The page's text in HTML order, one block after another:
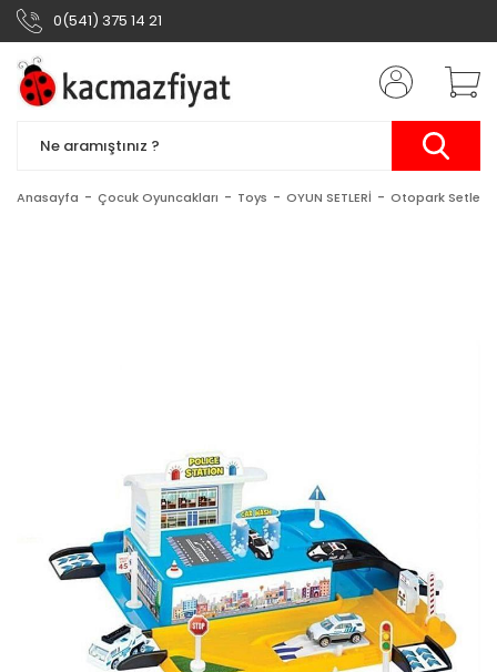
0(541) 375 14 21
Anasayfa Çocuk Oyuncakları Toys OYUN SETLERİ Otopark Setleri